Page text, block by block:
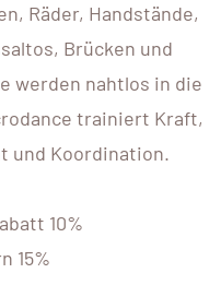
Räder, Handstände,
Brücken und
werden nahtlos in die
trainiert Kraft,
und Koordination.
10%
15%